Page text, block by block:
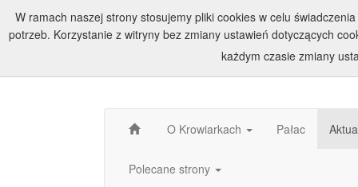
O Krowiarkach Pałac
Polecane strony
W ramach naszej strony stosujemy pliki cookies w celu
potrzeb. Korzystanie z witryny bez zmiany ustawień dotyczących
każdym czasie zmiany